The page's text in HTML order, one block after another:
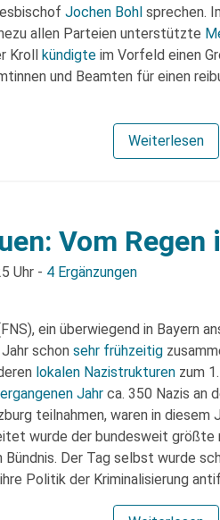
Jochen Bohl sprechen.
allen Parteien unterstützte
Kroll kündigte im Vorfeld einen
und Beamten für einen
Weiterlesen
Vom
Uhr - 4 Ergänzungen
ein überwiegend in Bayern
schon sehr frühzeitig
lokalen Nazistrukturen zum
Jahr ca. 350 Nazis an
teilnahmen, waren in
wurde der bundesweit
Der Tag selbst wurde
Politik der Kriminalisierung